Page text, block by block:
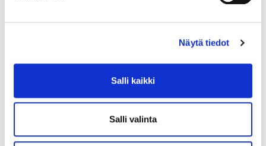
Näytä tiedot
Salli kaikki
Salli valinta